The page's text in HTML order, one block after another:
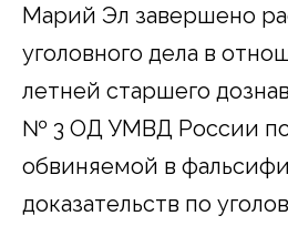
Марий Эл завершено
уголовного дела в
летней старшего
№ 3 ОД УМВД России
обвиняемой в
доказательств по